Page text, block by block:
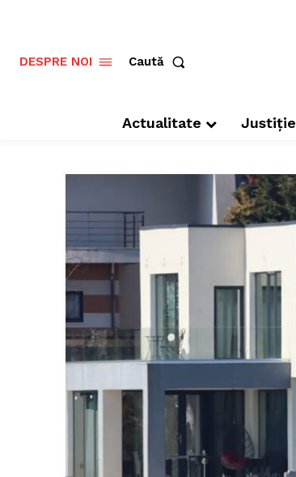
DESPRE NOI Caută
Actualitate Justiție